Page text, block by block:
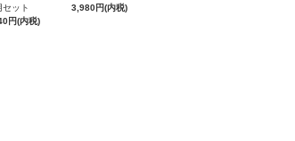
セット
円(内税)
3,980円(内税)